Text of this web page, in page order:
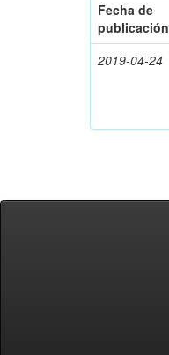
Fecha de
publicación
2019-04-24